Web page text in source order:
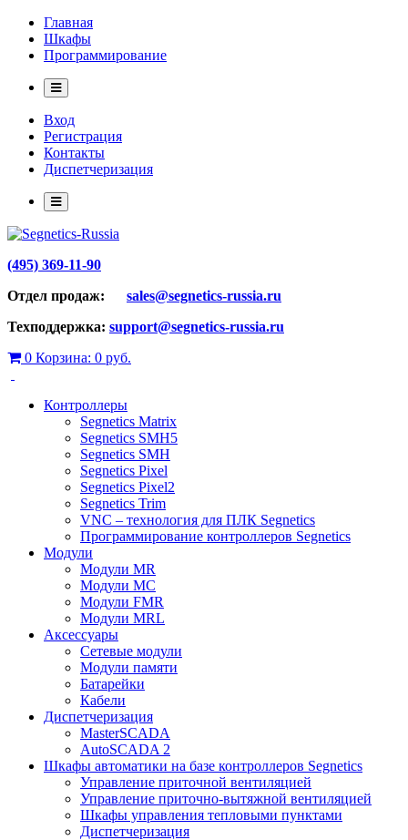
Главная
Шкафы
Программирование
Вход
Регистрация
Контакты
Диспетчеризация
(495) 369-11-90
Отдел продаж: sales@segnetics-russia.ru
Техподдержка: support@segnetics-russia.ru
0 Корзина: 0 руб.
Контроллеры
Segnetics Matrix
Segnetics SMH5
Segnetics SMH
Segnetics Pixel
Segnetics Pixel2
Segnetics Trim
VNC – технология для ПЛК Segnetics
Программирование контроллеров Segnetics
Модули
Модули MR
Модули MC
Модули FMR
Модули MRL
Аксеcсуары
Сетевые модули
Модули памяти
Батарейки
Кабели
Диспетчеризация
MasterSCADA
AutoSCADA 2
Шкафы автоматики на базе контроллеров Segnetics
Управление приточной вентиляцией
Управление приточно-вытяжной вентиляцией
Шкафы управления тепловыми пунктами
Диспетчеризация